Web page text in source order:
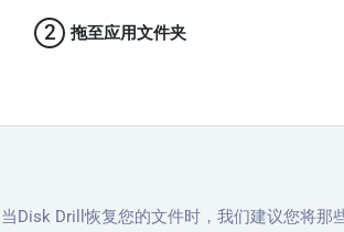
2 拖至应用文件夹
当Disk Drill恢复您的文件时，我们建议您将那